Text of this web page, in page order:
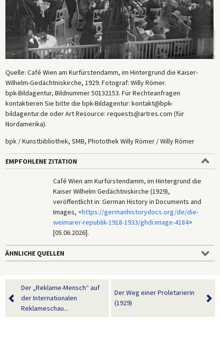
Quelle: Café Wien am Kurfürstendamm, im Hintergrund die Kaiser-
Wilhelm-Gedächtniskirche, 1929. Fotograf: Willy Römer.
bpk-Bildagentur, Bildnummer 50132153. Für Rechteanfragen
kontaktieren Sie bitte die bpk-Bildagentur: kontakt@bpk-
bildagentur.de oder Art Resource: requests@artres.com (für
Nordamerika).
bpk / Kunstbibliothek, SMB, Photothek Willy Römer / Willy Römer
EMPFOHLENE ZITATION
Café Wien am Kurfürstendamm, im Hintergrund die
Kaiser Wilhelm Gedächtniskirche (1929),
veröffentlicht in: German History in Documents and
Images, <https://germanhistorydocs.org/de/die-
weimarer-republik-1918-1933/ghdi:image-4184>
[05.06.2026].
ÄHNLICHE QUELLEN
Der „Reklame-Mensch“ auf
der Internationalen
Reklameschau...
Der Weg einer Proletarierin
(1929)